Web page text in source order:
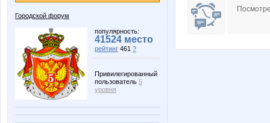
Городской форум
популярность:
41524 место
рейтинг 461 ?
Привилегированный
пользователь 5
уровня